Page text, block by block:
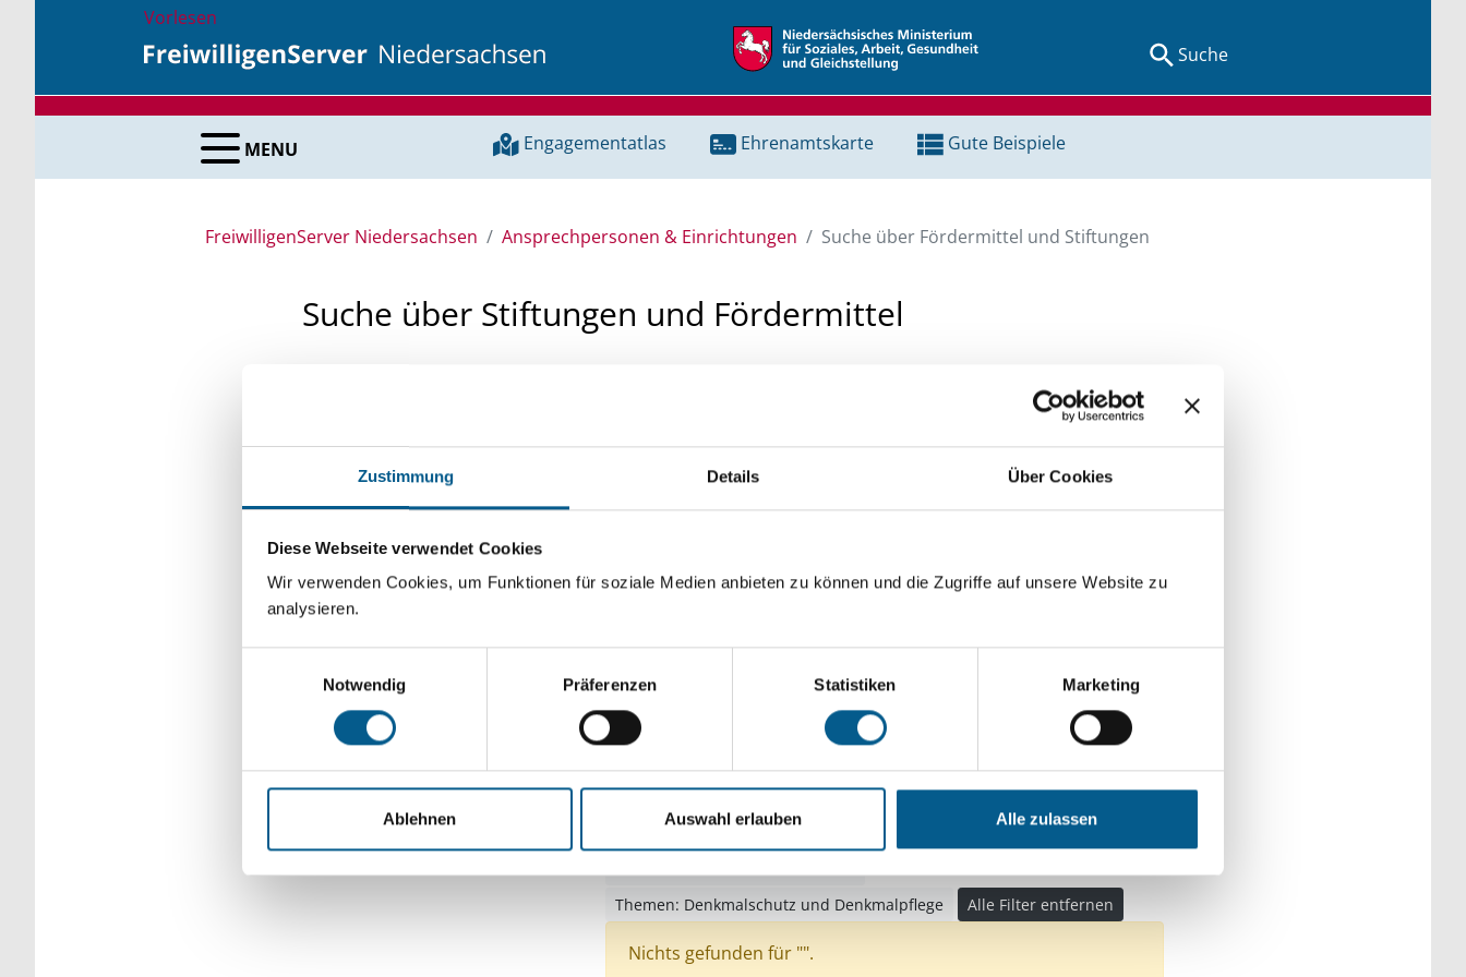
Zustimmung Details Über Cookies
Diese Webseite verwendet Cookies
Wir verwenden Cookies, um Funktionen für soziale Medien anbieten zu können und die Zugriffe auf unsere Website zu
analysieren.
Notwendig
Präferenzen Statistiken Marketing
Ablehnen Auswahl erlauben Alle zulassen
Vorlesen
Suche
MENU Engagementatlas Ehrenamtskarte Gute Beispiele
FreiwilligenServer Niedersachsen Ansprechpersonen & Einrichtungen Suche über Fördermittel und Stiftungen
Suche über Stiftungen und Fördermittel
unsere Fördermitteldatenbank und Stiftungsdatenbank recherchieren. Bei der Suche bitte die Groß- und
Kleinschreibung beachten.
verfeinert werden.
Aktive Filter:
Themen: Integration
Themen: Bildung und Erziehung
Themen: Wissenschaft und Forschung
Themen: Politische Bildung & Demokratie
Themen: Denkmalschutz und Denkmalpflege
Alle Filter entfernen
Nichts gefunden für "".